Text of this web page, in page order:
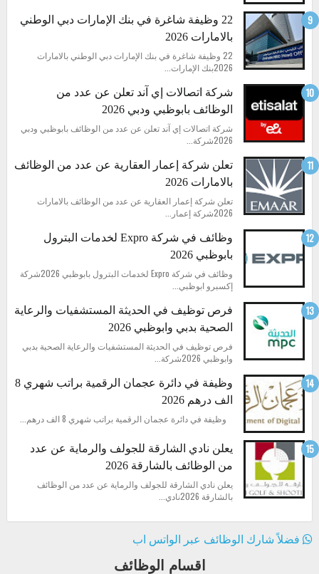
22 وظيفة شاغرة في بنك الإمارات دبي الوطني
بالامارات 2026
22 وظيفة شاغرة في بنك الإمارات دبي الوطني بالامارات
2026بنك الإمارات...
شركة اتصالات إي آند تعلن عن عدد من
الوظائف بابوظبي ودبي 2026
شركة اتصالات إي آند تعلن عن عدد من الوظائف بابوظبي ودبي
2026شركة...
تعلن شركة إعمار العقارية عن عدد من الوظائف
بالامارات 2026
تعلن شركة إعمار العقارية عن عدد من الوظائف بالامارات
2026شركة إعمار...
وظائف في شركة Expro لخدمات البترول
بابوظبي 2026
وظائف في شركة Expro لخدمات البترول بابوظبي 2026شركة
إكسبرو ابوظبي...
فرص توظيف في الحديثة المستشفيات والرعاية
الصحية بدبي وابوظبي 2026
فرص توظيف في الحديثة المستشفيات والرعاية الصحية بدبي
وابوظبي 2026شركة...
وظيفة في دائرة عجمان الرقمية براتب شهري 8
الف درهم 2026
وظيفة في دائرة عجمان الرقمية براتب شهري 8 الف درهم...
يعلن نادي الشارقة للجولف والرماية عن عدد
من الوظائف بالشارقة 2026
يعلن نادي الشارقة للجولف والرماية عن عدد من الوظائف
بالشارقة 2026نادي...
فضلاً شارك الوظائف عبر الواتس اب
اقسام الوظائف